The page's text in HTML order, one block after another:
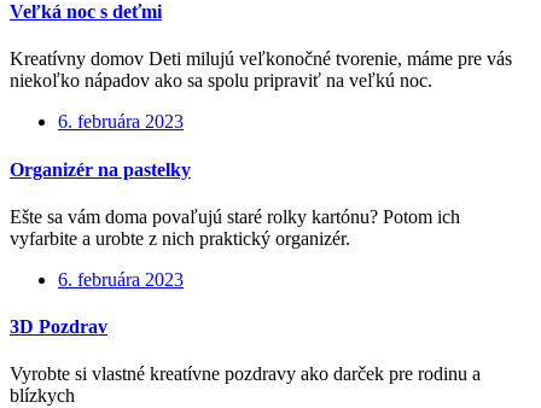
Veľká noc s deťmi
Kreatívny domov Deti milujú veľkonočné tvorenie, máme pre vás
niekoľko nápadov ako sa spolu pripraviť na veľkú noc.
6. februára 2023
Organizér na pastelky
Ešte sa vám doma povaľujú staré rolky kartónu? Potom ich
vyfarbite a urobte z nich praktický organizér.
6. februára 2023
3D Pozdrav
Vyrobte si vlastné kreatívne pozdravy ako darček pre rodinu a
blízkych